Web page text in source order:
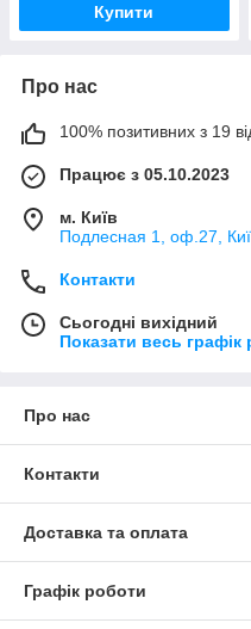
Купити
Про нас
100% позитивних з 19
Працює з 05.10.2023
м. Київ
Подлесная 1, оф.27,
Контакти
Сьогодні вихідний
Показати весь графік
Про нас
Контакти
Доставка та оплата
Графік роботи